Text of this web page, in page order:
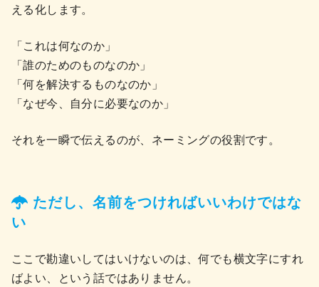
える化します。
「これは何なのか」
「誰のためのものなのか」
「何を解決するものなのか」
「なぜ今、自分に必要なのか」
それを一瞬で伝えるのが、ネーミングの役割です。
ただし、名前をつければいいわけではな
い
ここで勘違いしてはいけないのは、何でも横文字にすれ
ばよい、という話ではありません。